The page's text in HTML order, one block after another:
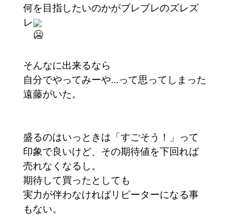
何を目指したいのかがブレブレのズレズ
レ
そんなに出来るなら
自分でやってみーや…って思ってしまった
遠藤がいた。
盛るのはいっときは「すごそう！」って
印象で良いけど、その期待値を下回れば
売れなくなるし。
期待して買ったとしても
実力が伴わなければリピーターになる事
もない。